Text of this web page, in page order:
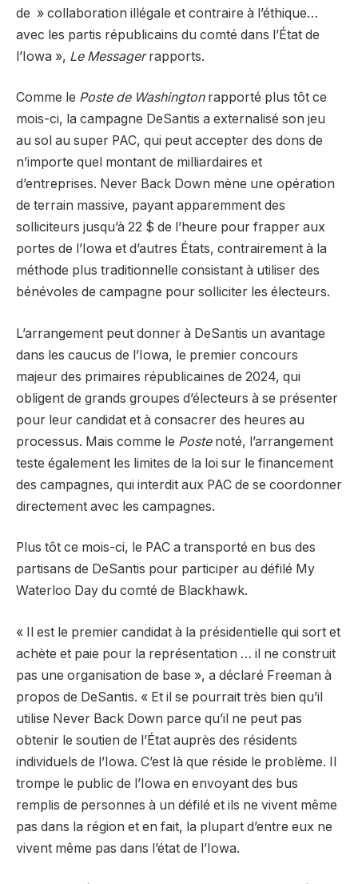
de » collaboration illégale et contraire à l’éthique…
avec les partis républicains du comté dans l’État de
l’Iowa », Le Messagerrapports.
Comme le Poste de Washingtonrapporté plus tôt ce
mois-ci, la campagne DeSantis a externalisé son jeu
au sol au super PAC, qui peut accepter des dons de
n’importe quel montant de milliardaires et
d’entreprises. Never Back Down mène une opération
de terrain massive, payant apparemment des
solliciteurs jusqu’à 22 $ de l’heure pour frapper aux
portes de l’Iowa et d’autres États, contrairement à la
méthode plus traditionnelle consistant à utiliser des
bénévoles de campagne pour solliciter les électeurs.
L’arrangement peut donner à DeSantis un avantage
dans les caucus de l’Iowa, le premier concours
majeur des primaires républicaines de 2024, qui
obligent de grands groupes d’électeurs à se présenter
pour leur candidat et à consacrer des heures au
processus. Mais comme le Poste noté, l’arrangement
teste également les limites de la loi sur le financement
des campagnes, qui interdit aux PAC de se coordonner
directement avec les campagnes.
Plus tôt ce mois-ci, le PAC a transporté en bus des
partisans de DeSantis pour participer au défilé My
Waterloo Day du comté de Blackhawk.
« Il est le premier candidat à la présidentielle qui sort et
achète et paie pour la représentation … il ne construit
pas une organisation de base », a déclaré Freeman à
propos de DeSantis. « Et il se pourrait très bien qu’il
utilise Never Back Down parce qu’il ne peut pas
obtenir le soutien de l’État auprès des résidents
individuels de l’Iowa. C’est là que réside le problème. Il
trompe le public de l’Iowa en envoyant des bus
remplis de personnes à un défilé et ils ne vivent même
pas dans la région et en fait, la plupart d’entre eux ne
vivent même pas dans l’état de l’Iowa.